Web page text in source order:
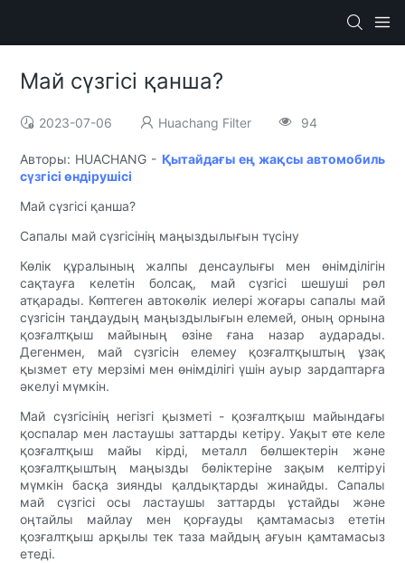
Май сүзгісі қанша?
2023-07-06 Huachang Filter 94
Авторы: HUACHANG - Қытайдағы ең жақсы автомобиль
сүзгісі өндірушісі
Май сүзгісі қанша?
Сапалы май сүзгісінің маңыздылығын түсіну
Көлік құралының жалпы денсаулығы мен өнімділігін
сақтауға келетін болсақ, май сүзгісі шешуші рөл
атқарады. Көптеген автокөлік иелері жоғары сапалы май
сүзгісін таңдаудың маңыздылығын елемей, оның орнына
қозғалтқыш майының өзіне ғана назар аударады.
Дегенмен, май сүзгісін елемеу қозғалтқыштың ұзақ
қызмет ету мерзімі мен өнімділігі үшін ауыр зардаптарға
әкелуі мүмкін.
Май сүзгісінің негізгі қызметі - қозғалтқыш майындағы
қоспалар мен ластаушы заттарды кетіру. Уақыт өте келе
қозғалтқыш майы кірді, металл бөлшектерін және
қозғалтқыштың маңызды бөліктеріне зақым келтіруі
мүмкін басқа зиянды қалдықтарды жинайды. Сапалы
май сүзгісі осы ластаушы заттарды ұстайды және
оңтайлы майлау мен қорғауды қамтамасыз ететін
қозғалтқыш арқылы тек таза майдың ағуын қамтамасыз
етеді.